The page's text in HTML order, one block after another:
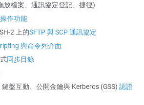
放檔案、通訊協定登記、捷徑)
作功能
2上的SFTP 與 SCP 通訊協定
與命令列介面
同步目錄
鍵盤互動、公開金鑰與 Kerberos (GSS) 認證